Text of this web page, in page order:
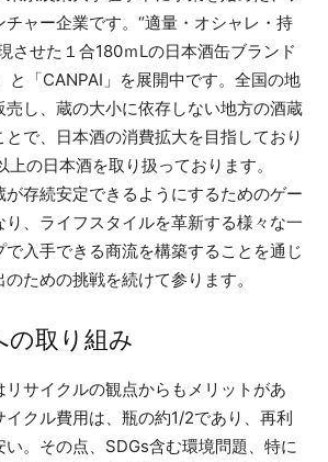
ャー企業です。“適量・オシャレ・持
させた１合180ｍLの日本酒缶ブランド
と「CANPAI」を展開中です。全国の地
し、蔵の大小に依存しない地方の酒蔵
で、日本酒の消費拡大を目指しており
上の日本酒を取り扱っております。
存続安定できるようにするためのゲー
り、ライフスタイルを革新する様々な一
入手できる商流を構築することを通じ
ための挑戦を続けて参ります。
取り組み
リサイクルの観点からもメリットがあ
イクル費用は、瓶の約1/2であり、再利
い。その点、SDGs含む環境問題、特に